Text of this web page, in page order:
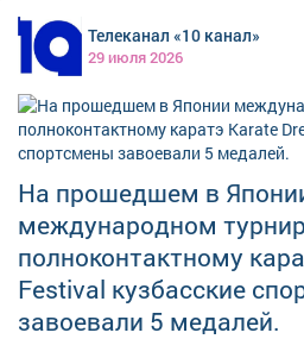
Приглашаем всех желающих 8 августа!
Мемориала шахтерской славы! 🕙 Сбор участников и
гостей мероприятия : 09:30 🕤 Торжественное
открытие мероприятия: 10:00 🕚 Старт на 2 км: 10:20
Есть вопросы? Звоните: 8 (38475) 2-10-
на старте! #шахтерскоебратство
Телеканал «10 канал»
29 июля 2026
На прошедшем в
международном
полноконтактному
Festival кузбасские
завоевали 5 медалей.